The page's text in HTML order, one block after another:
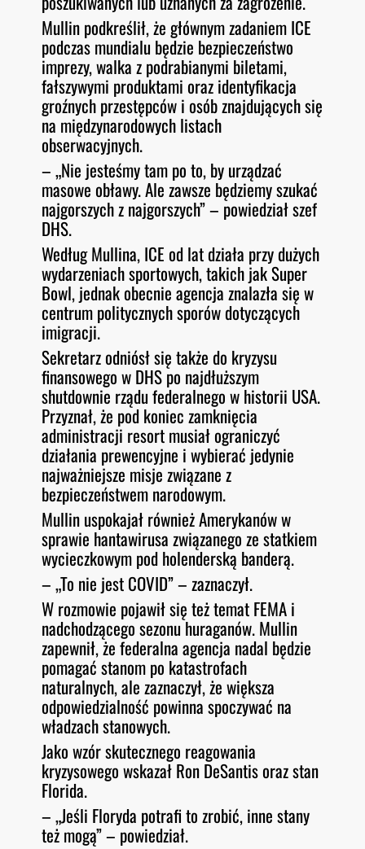
Mullin podkreślił, że głównym zadaniem ICE
podczas mundialu będzie bezpieczeństwo
imprezy, walka z podrabianymi biletami,
fałszywymi produktami oraz identyfikacja
groźnych przestępców i osób znajdujących się
na międzynarodowych listach
obserwacyjnych.
– „Nie jesteśmy tam po to, by urządzać
masowe obławy. Ale zawsze będziemy szukać
najgorszych z najgorszych” – powiedział szef
DHS.
Według Mullina, ICE od lat działa przy dużych
wydarzeniach sportowych, takich jak Super
Bowl, jednak obecnie agencja znalazła się w
centrum politycznych sporów dotyczących
imigracji.
Sekretarz odniósł się także do kryzysu
finansowego w DHS po najdłuższym
shutdownie rządu federalnego w historii USA.
Przyznał, że pod koniec zamknięcia
administracji resort musiał ograniczyć
działania prewencyjne i wybierać jedynie
najważniejsze misje związane z
bezpieczeństwem narodowym.
Mullin uspokajał również Amerykanów w
sprawie hantawirusa związanego ze statkiem
wycieczkowym pod holenderską banderą.
– „To nie jest COVID” – zaznaczył.
W rozmowie pojawił się też temat FEMA i
nadchodzącego sezonu huraganów. Mullin
zapewnił, że federalna agencja nadal będzie
pomagać stanom po katastrofach
naturalnych, ale zaznaczył, że większa
odpowiedzialność powinna spoczywać na
władzach stanowych.
Jako wzór skutecznego reagowania
kryzysowego wskazał Ron DeSantis oraz stan
Florida.
– „Jeśli Floryda potrafi to zrobić, inne stany
też mogą” – powiedział.